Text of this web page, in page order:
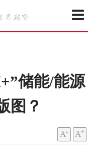
储能/能源
图？
A- A+